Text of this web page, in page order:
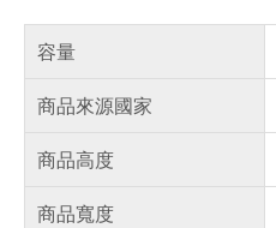
容量
商品來源國家
商品高度
商品寬度